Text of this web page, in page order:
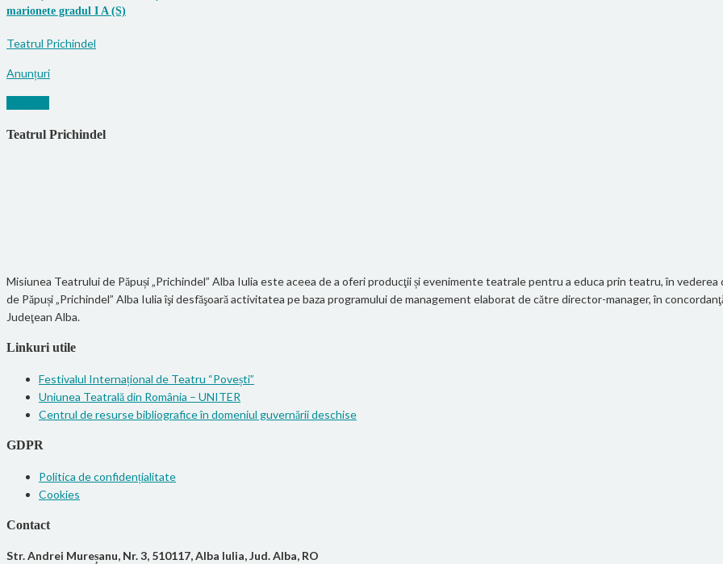
marionete gradul I A (S)
Teatrul Prichindel
Anunțuri
Teatrul Prichindel
Misiunea Teatrului de Păpuși „Prichindel” Alba Iulia este aceea de a oferi producţii și evenimente teatrale pentru a educa prin teatru, în
de Păpuși „Prichindel” Alba Iulia îşi desfăşoară activitatea pe baza programului de management elaborat de către director-manager, în
Judeţean Alba.
Linkuri utile
Festivalul Internațional de Teatru “Povești”
Uniunea Teatrală din România – UNITER
Centrul de resurse bibliografice în domeniul guvernării deschise
GDPR
Politica de confidențialitate
Cookies
Contact
Str. Andrei Mureșanu, Nr. 3, 510117, Alba Iulia, Jud. Alba, RO